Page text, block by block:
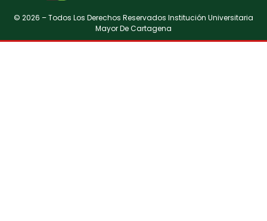
© 2026 – Todos Los Derechos Reservados Institución Universitaria
Mayor De Cartagena